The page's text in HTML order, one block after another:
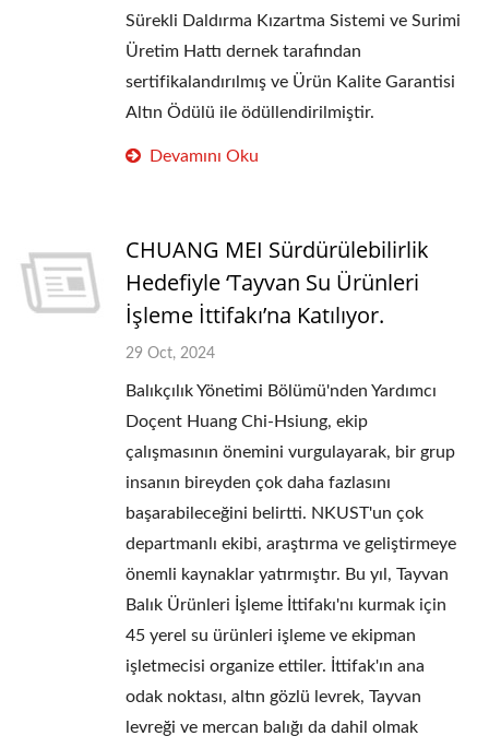
Sürekli Daldırma Kızartma Sistemi ve Surimi
Üretim Hattı dernek tarafından
sertifikalandırılmış ve Ürün Kalite Garantisi
Altın Ödülü ile ödüllendirilmiştir.
Devamını Oku
CHUANG MEI Sürdürülebilirlik
Hedefiyle ‘Tayvan Su Ürünleri
İşleme İttifakı’na Katılıyor.
29 Oct, 2024
Balıkçılık Yönetimi Bölümü'nden Yardımcı
Doçent Huang Chi-Hsiung, ekip
çalışmasının önemini vurgulayarak, bir grup
insanın bireyden çok daha fazlasını
başarabileceğini belirtti. NKUST'un çok
departmanlı ekibi, araştırma ve geliştirmeye
önemli kaynaklar yatırmıştır. Bu yıl, Tayvan
Balık Ürünleri İşleme İttifakı'nı kurmak için
45 yerel su ürünleri işleme ve ekipman
işletmecisi organize ettiler. İttifak'ın ana
odak noktası, altın gözlü levrek, Tayvan
levreği ve mercan balığı da dahil olmak